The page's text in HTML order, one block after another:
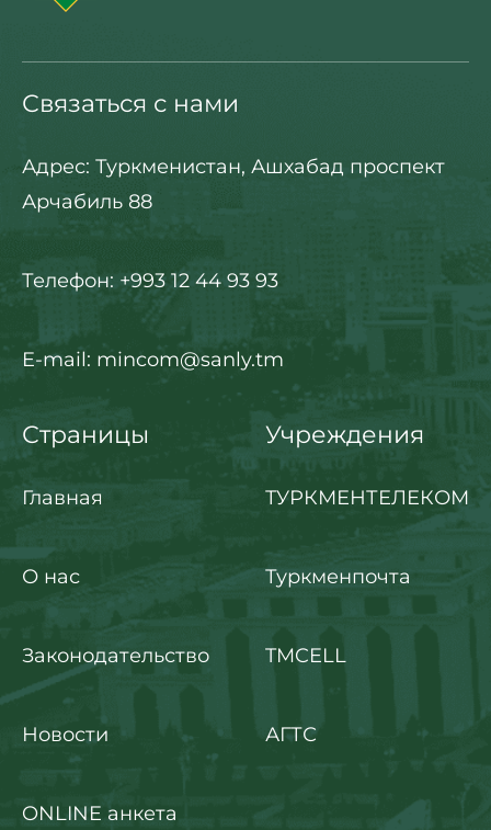
Связаться с нами
Адрес: Туркменистан, Ашхабад проспект
Арчабиль 88
Телефон: +993 12 44 93 93
E-mail: mincom@sanly.tm
Страницы
Главная
О нас
Законодательство
Новости
ONLINE анкета
Учреждения
ТУРКМЕНТЕЛЕКОМ
Туркменпочта
TMCELL
АГТС